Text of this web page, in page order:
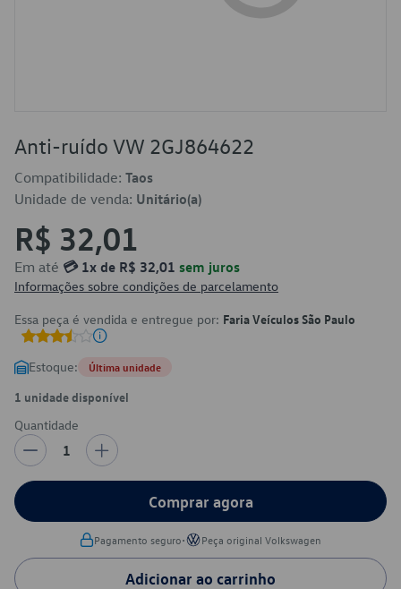
Anti-ruído VW 2GJ864622
Compatibilidade: Taos
Unidade de venda: Unitário(a)
R$ 32,01
Em até 💳 1x de R$ 32,01 sem juros
Informações sobre condições de parcelamento
Essa peça é vendida e entregue por: Faria Veículos São Paulo
Estoque: Última unidade
1 unidade disponível
Quantidade
1
Comprar agora
Pagamento seguro• Peça original Volkswagen
Adicionar ao carrinho